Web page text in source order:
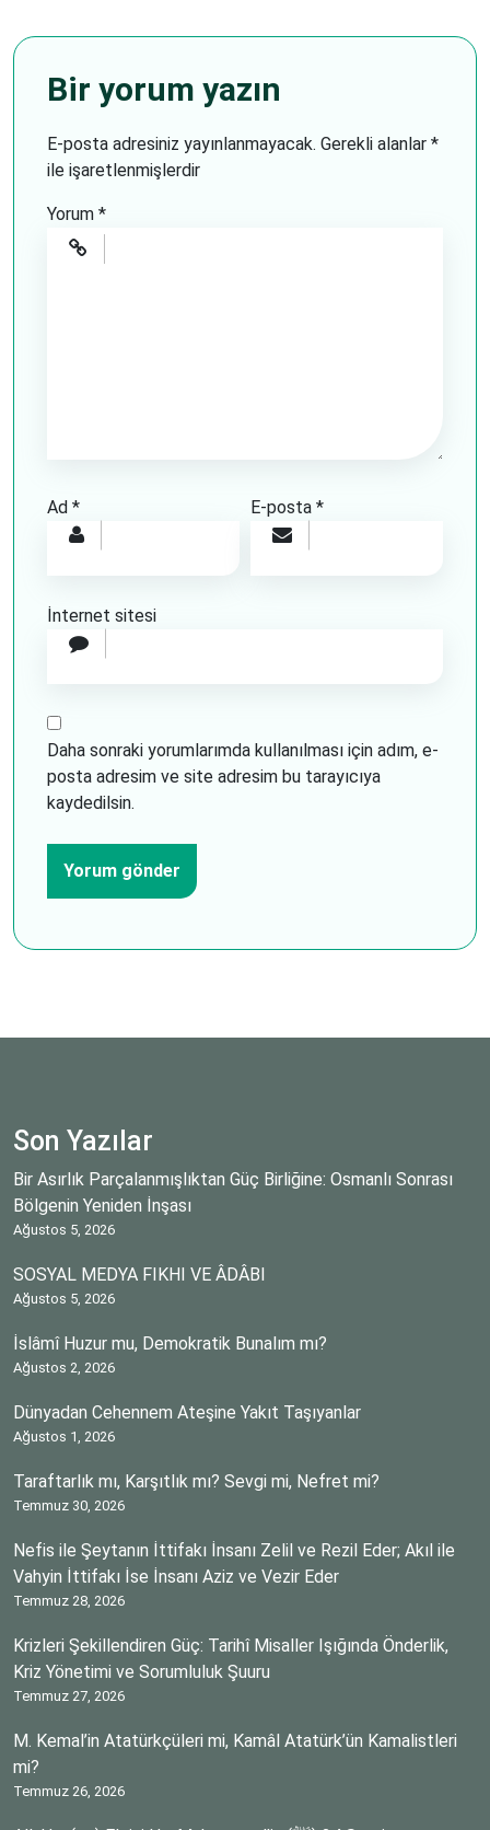
Bir yorum yazın
E-posta adresiniz yayınlanmayacak. Gerekli alanlar *
ile işaretlenmişlerdir
Yorum *
Ad * E-posta*
İnternet sitesi
Daha sonraki yorumlarımda kullanılması için adım, e-
posta adresim ve site adresim bu tarayıcıya
kaydedilsin.
Son Yazılar
Bir Asırlık Parçalanmışlıktan Güç Birliğine: Osmanlı Sonrası
Bölgenin Yeniden İnşası
Ağustos 5, 2026
SOSYAL MEDYA FIKHI VE ÂDÂBI
Ağustos 5, 2026
İslâmî Huzur mu, Demokratik Bunalım mı?
Ağustos 2, 2026
Dünyadan Cehennem Ateşine Yakıt Taşıyanlar
Ağustos 1, 2026
Taraftarlık mı, Karşıtlık mı? Sevgi mi, Nefret mi?
Temmuz 30, 2026
Nefis ile Şeytanın İttifakı İnsanı Zelil ve Rezil Eder; Akıl ile
Vahyin İttifakı İse İnsanı Aziz ve Vezir Eder
Temmuz 28, 2026
Krizleri Şekillendiren Güç: Tarihî Misaller Işığında Önderlik,
Kriz Yönetimi ve Sorumluluk Şuuru
Temmuz 27, 2026
M. Kemal’in Atatürkçüleri mi, Kamâl Atatürk’ün Kamalistleri
mi?
Temmuz 26, 2026